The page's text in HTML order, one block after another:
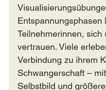
Entspannungsphasen
Teilnehmerinnen,
vertrauen. Viele
Verbindung zu ihrem
Schwangerschaft –
Selbstbild und